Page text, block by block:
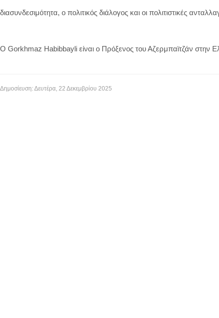
διασυνδεσιμότητα, ο πολιτικός διάλογος και οι πολιτιστικές
Ο Gorkhmaz Habibbayli είναι ο Πρόξενος του Αζερμπαϊτζάν στην
Δημοσίευση: Δευτέρα, 22 Δεκεμβρίου 2025